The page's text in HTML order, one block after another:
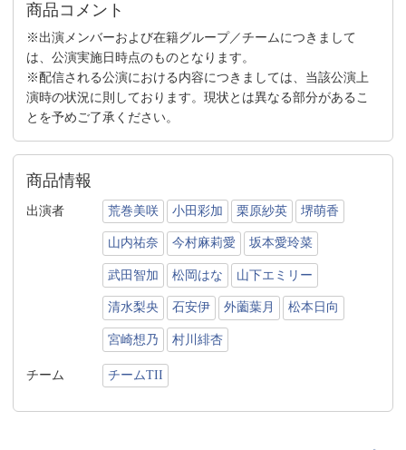
商品コメント
※出演メンバーおよび在籍グループ／チームにつきまして
は、公演実施日時点のものとなります。
※配信される公演における内容につきましては、当該公演上
演時の状況に則しております。現状とは異なる部分があるこ
とを予めご了承ください。
商品情報
出演者 荒巻美咲 小田彩加 栗原紗英 堺萌香
山内祐奈 今村麻莉愛 坂本愛玲菜
武田智加 松岡はな 山下エミリー
清水梨央 石安伊 外薗葉月 松本日向
宮崎想乃 村川緋杏
チーム チームTII